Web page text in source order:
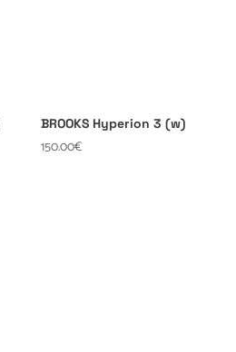
BROOKS Hyperion 3 (w)
150.00€